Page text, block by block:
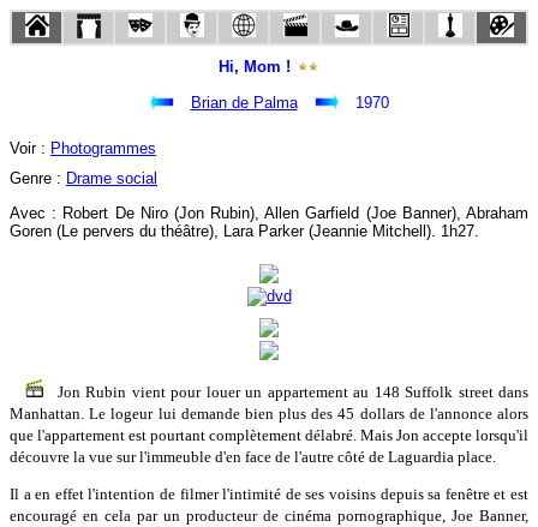
Hi, Mom !
Brian de Palma
1970
Voir : Photogrammes
Genre : Drame social
Avec : Robert De Niro (Jon Rubin), Allen Garfield (Joe Banner), Abraham
Goren (Le pervers du théâtre), Lara Parker (Jeannie Mitchell). 1h27.
Jon Rubin vient pour louer un appartement au 148 Suffolk street dans
Manhattan. Le logeur lui demande bien plus des 45 dollars de l'annonce alors
que l'appartement est pourtant complètement délabré. Mais Jon accepte lorsqu'il
découvre la vue sur l'immeuble d'en face de l'autre côté de Laguardia place.
Il a en effet l'intention de filmer l'intimité de ses voisins depuis sa fenêtre et est
encouragé en cela par un producteur de cinéma pornographique, Joe Banner,